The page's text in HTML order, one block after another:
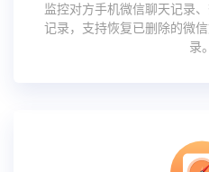
监控对方手机微信聊天记录
记录，支持恢复已删除的微
录。